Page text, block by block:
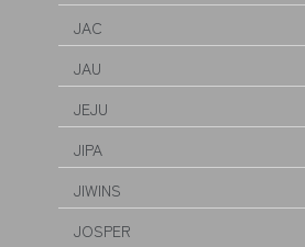
JAC
JAU
JEJU
JIPA
JIWINS
JOSPER